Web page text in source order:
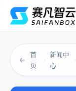
←
首
页
›
新闻中
心
›